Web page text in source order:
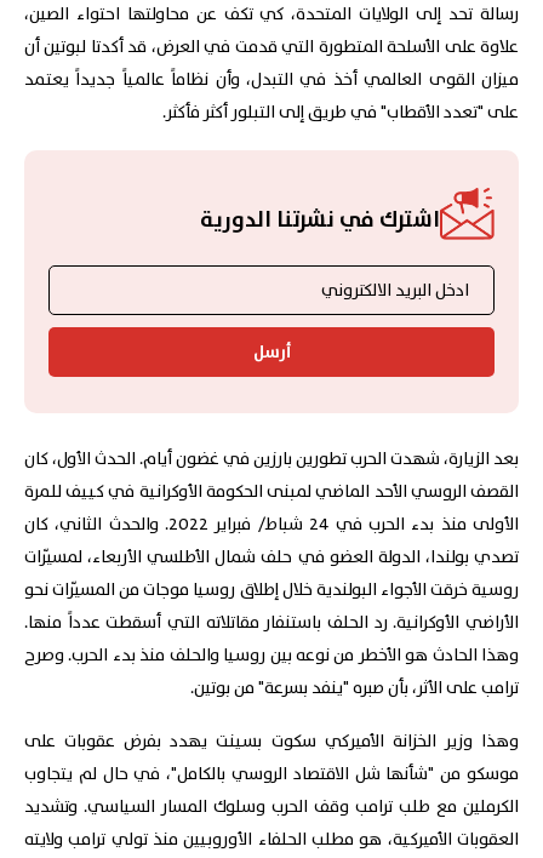
رسالة تحد إلى الولايات المتحدة، كي تكف عن محاولتها احتواء الصين،
علاوة على الأسلحة المتطورة التي قدمت في العرض، قد أكدتا لبوتين أن
ميزان القوى العالمي أخذ في التبدل، وأن نظاماً عالمياً جديداً يعتمد
على "تعدد الأقطاب" في طريق إلى التبلور أكثر فأكثر.
اشترك في نشرتنا الدورية
أرسل
بعد الزيارة، شهدت الحرب تطورين بارزين في غضون أيام. الحدث الأول، كان
القصف الروسي الأحد الماضي لمبنى الحكومة الأوكرانية في كييف للمرة
الأولى منذ بدء الحرب في 24 شباط/ فبراير 2022. والحدث الثاني، كان
تصدي بولندا، الدولة العضو في حلف شمال الأطلسي الأربعاء، لمسيّرات
روسية خرقت الأجواء البولندية خلال إطلاق روسيا موجات من المسيّرات نحو
الأراضي الأوكرانية. رد الحلف باستنفار مقاتلاته التي أسقطت عدداً منها.
وهذا الحادث هو الأخطر من نوعه بين روسيا والحلف منذ بدء الحرب. وصرح
ترامب على الأثر، بأن صبره "ينفد بسرعة" من بوتين.
وهذا وزير الخزانة الأميركي سكوت بسينت يهدد بفرض عقوبات على
موسكو من "شأنها شل الاقتصاد الروسي بالكامل"، في حال لم يتجاوب
الكرملين مع طلب ترامب وقف الحرب وسلوك المسار السياسي. وتشديد
العقوبات الأميركية، هو مطلب الحلفاء الأوروبيين منذ تولي ترامب ولايته